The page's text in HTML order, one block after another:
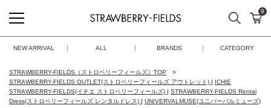
STRAWBERRY-FIELDS
検索 カ
9
NEW ARRIVAL ALL BRANDS CATEGORY
STRAWBERRY-FIELDS（ストロベリーフィールズ）TOP
STRAWBERRY-FIELDS OUTLET(ストロベリーフィールズ アウトレット) | ICHIE
STRAWBERRY-FIELDS(イチエ ストロベリーフィールズ) | STRAWBERRY-FIELDS Rental
Dress(ストロベリーフィールズ レンタルドレス) | UNIVERVALMUSE(ユニバーバルミューズ)